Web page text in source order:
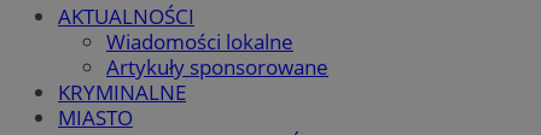
AKTUALNOŚCI
Wiadomości lokalne
Artykuły sponsorowane
KRYMINALNE
MIASTO